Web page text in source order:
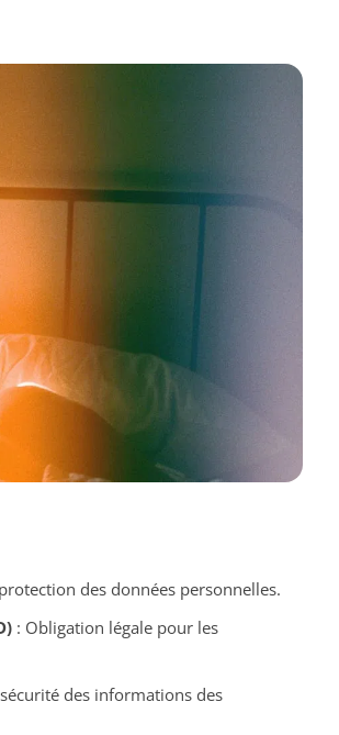
des données personnelles.
: Obligation légale pour les
des informations des